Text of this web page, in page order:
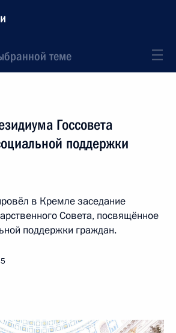
теме
Госсовета
поддержки
в Кремле заседание
Совета, посвящённое
поддержки граждан.